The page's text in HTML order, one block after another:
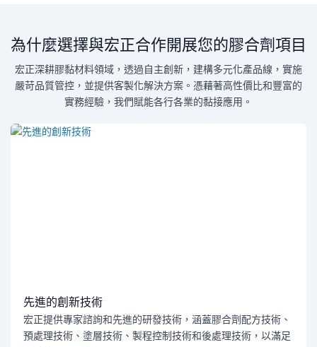
為什麼選擇與宏正合作開展您的膠合劑項目
宏正深耕膠黏材料領域，透過自主創新，建構多元化產品線，實施
嚴苛品質管控，並提供客製化解決方案。憑藉著高性價比和豐富的
實務經驗，我們賦能各行各業的黏接應用。
先進的創新技術
宏正提供專家諮詢和先進的研發技術，涵蓋膠合劑配方技術、
預處理技術、塗層技術、製程控制技術和後處理技術，以滿足